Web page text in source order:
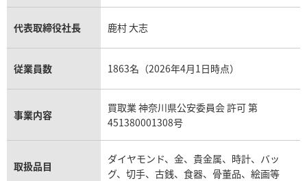
代表取締役社長 鹿村 大志
従業員数 1863名（2026年4月1日時点）
事業内容
買取業 神奈川県公安委員会 許可 第
451380001308号
取扱品目
ダイヤモンド、金、貴金属、時計、バッ
グ、切手、古銭、食器、骨董品、絵画等